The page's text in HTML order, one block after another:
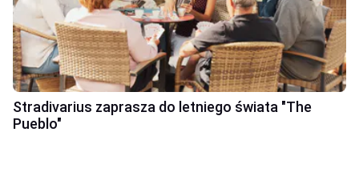
Stradivarius zaprasza do letniego świata "The
Pueblo"